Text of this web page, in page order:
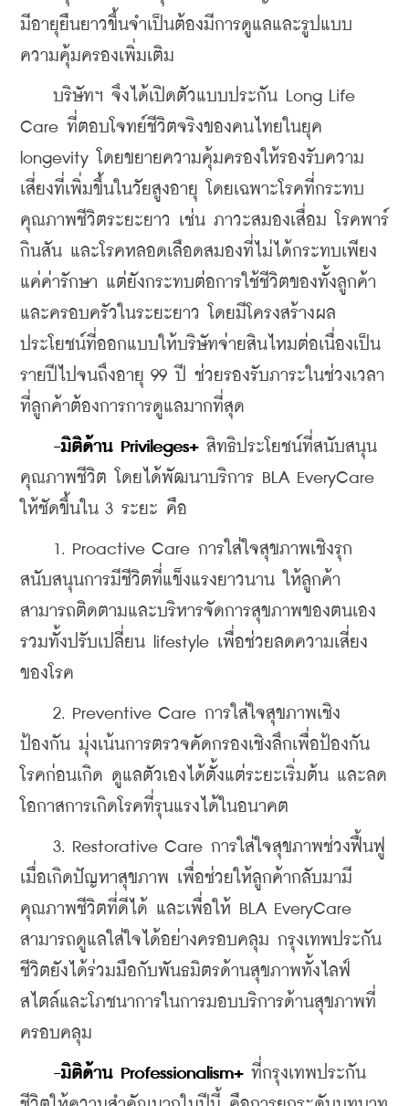
มีอายุยืนยาวขึ้นจำเป็นต้องมีการดูแลและรูปแบบ
ความคุ้มครองเพิ่มเติม
บริษัทฯ จึงได้เปิดตัวแบบประกัน Long Life
Care ที่ตอบโจทย์ชีวิตจริงของคนไทยในยุค
longevity โดยขยายความคุ้มครองให้รองรับความ
เสี่ยงที่เพิ่มขึ้นในวัยสูงอายุ โดยเฉพาะโรคที่กระทบ
คุณภาพชีวิตระยะยาว เช่น ภาวะสมองเสื่อม โรคพาร์
กินสัน และโรคหลอดเลือดสมองที่ไม่ได้กระทบเพียง
แค่ค่ารักษา แต่ยังกระทบต่อการใช้ชีวิตของทั้งลูกค้า
และครอบครัวในระยะยาว โดยมีโครงสร้างผล
ประโยชน์ที่ออกแบบให้บริษัทจ่ายสินไหมต่อเนื่องเป็น
รายปีไปจนถึงอายุ 99 ปี ช่วยรองรับภาระในช่วงเวลา
ที่ลูกค้าต้องการการดูแลมากที่สุด
-มิติด้าน Privileges+ สิทธิประโยชน์ที่สนับสนุน
คุณภาพชีวิต โดยได้พัฒนาบริการ BLA EveryCare
ให้ชัดขึ้นใน 3 ระยะ คือ
1. Proactive Care การใส่ใจสุขภาพเชิงรุก
สนับสนุนการมีชีวิตที่แข็งแรงยาวนาน ให้ลูกค้า
สามารถติดตามและบริหารจัดการสุขภาพของตนเอง
รวมทั้งปรับเปลี่ยน lifestyle เพื่อช่วยลดความเสี่ยง
ของโรค
2. Preventive Care การใส่ใจสุขภาพเชิง
ป้องกัน มุ่งเน้นการตรวจคัดกรองเชิงลึกเพื่อป้องกัน
โรคก่อนเกิด ดูแลตัวเองได้ตั้งแต่ระยะเริ่มต้น และลด
โอกาสการเกิดโรคที่รุนแรงได้ในอนาคต
3. Restorative Care การใส่ใจสุขภาพช่วงฟื้นฟู
เมื่อเกิดปัญหาสุขภาพ เพื่อช่วยให้ลูกค้ากลับมามี
คุณภาพชีวิตที่ดีได้ และเพื่อให้ BLA EveryCare
สามารถดูแลใส่ใจได้อย่างครอบคลุม กรุงเทพประกัน
ชีวิตยังได้ร่วมมือกับพันธมิตรด้านสุขภาพทั้งไลฟ์
สไตล์และโภชนาการในการมอบบริการด้านสุขภาพที่
ครอบคลุม
-มิติด้าน Professionalism+ ที่กรุงเทพประกัน